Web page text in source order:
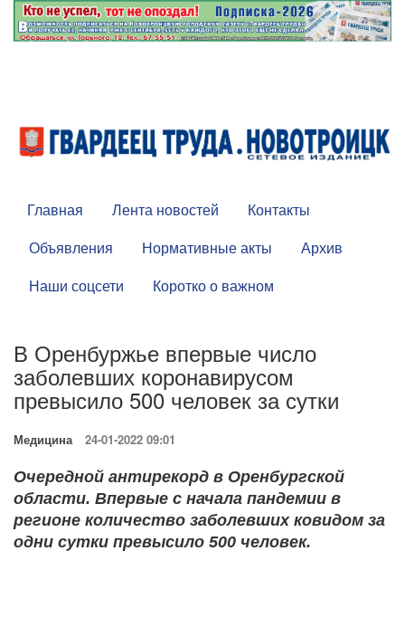
Главная Лента новостей
Контакты
Объявления
Нормативные акты
Архив
Наши соцсети
Коротко о важном
В Оренбуржье впервые число
заболевших коронавирусом
превысило 500 человек за сутки
Медицина 24-01-2022 09:01
Очередной антирекорд в Оренбургской
области. Впервые с начала пандемии в
регионе количество заболевших ковидом за
одни сутки превысило 500 человек.